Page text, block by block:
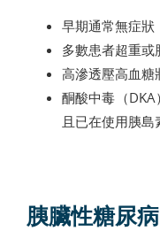
早期通常無症狀
多數患者超重或
高滲透壓高血糖
酮酸中毒（
且已在使用胰島
胰臟性糖尿